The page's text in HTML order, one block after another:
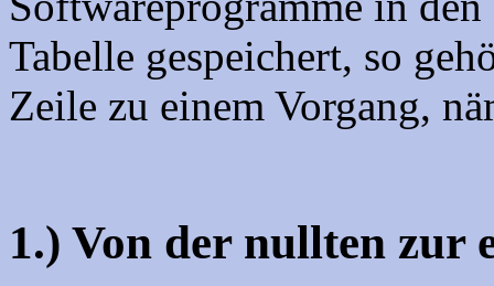
Tabelle gespeichert, so
Zeile zu einem Vorgang,
1.) Von der nullten zur